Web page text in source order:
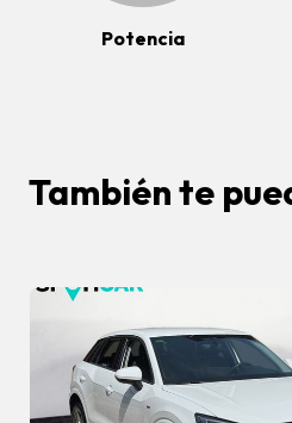
Potencia
También te